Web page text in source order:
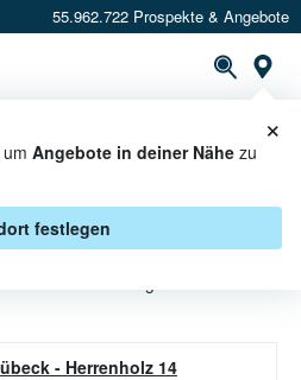
55.962.722 Prospekte & Angebote
Angebote in deiner Nähe zu
festlegen
×
& AKTIONEN
- Herrenholz 14